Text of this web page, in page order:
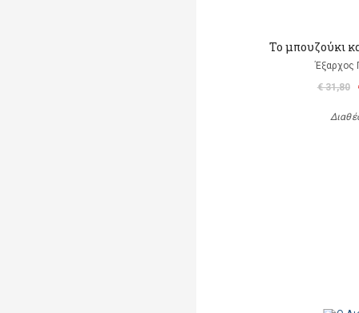
Το μπουζούκι
Έξαρχος
€ 31,80